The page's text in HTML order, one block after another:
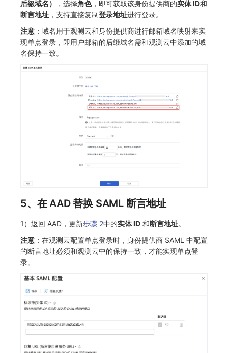
后缀域名） ，选择角色，即可获取该身份提供商的实体 ID和
断言地址 ，支持直接复制登录地址进行登录。
注意 ：域名用于观测云和身份提供商进行邮箱域名映射来实
现单点登录，即用户邮箱的后缀域名需和观测云中添加的域
名保持一致。
5、在 AAD 替换 SAML 断言地址
1）返回 AAD，更新步骤 2中的实体 ID 和断言地址。
注意 ：在观测云配置单点登录时，身份提供商 SAML 中配置
的断言地址必须和观测云中的保持一致，才能实现单点登
录。